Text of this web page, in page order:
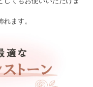
ます。